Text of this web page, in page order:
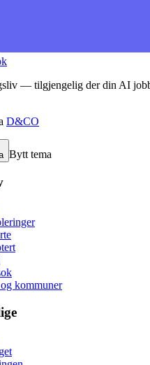
— tilgjengelig der din AI
D&CO
Bytt tema
kommuner